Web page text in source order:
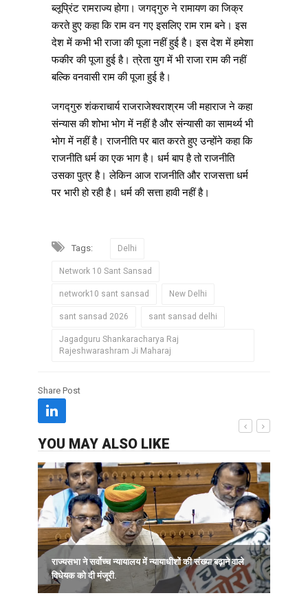
ब्लूप्रिंट रामराज्य होगा। जगद्गुरु ने रामायण का जिक्र
करते हुए कहा कि राम वन गए इसलिए राम राम बने। इस
देश में कभी भी राजा की पूजा नहीं हुई है। इस देश में हमेशा
फकीर की पूजा हुई है। त्रेता युग में भी राजा राम की नहीं
बल्कि वनवासी राम की पूजा हुई है।
जगद्गुरु शंकराचार्य राजराजेश्वराश्रम जी महाराज ने कहा
संन्यास की शोभा भोग में नहीं है और संन्यासी का सामर्थ्य भी
भोग में नहीं है। राजनीति पर बात करते हुए उन्होंने कहा कि
राजनीति धर्म का एक भाग है। धर्म बाप है तो राजनीति
उसका पुत्र है। लेकिन आज राजनीति और राजसत्ता धर्म
पर भारी हो रही है। धर्म की सत्ता हावी नहीं है।
Tags: Delhi
Network 10 Sant Sansad
network10 sant sansad New Delhi
sant sansad 2026 sant sansad delhi
Jagadguru Shankaracharya Raj
Rajeshwarashram Ji Maharaj
Share Post
YOU MAY ALSO LIKE
राज्यसभा ने सर्वोच्च न्यायालय में न्यायाधीशों की संख्या बढ़ाने वाले
विधेयक को दी मंजूरी.